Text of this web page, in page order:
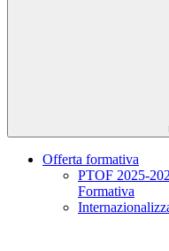
Offerta formativa
PTOF 2025-
Formativa